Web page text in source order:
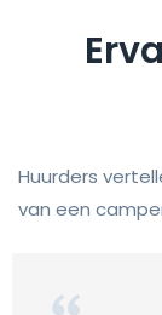
Huurders
van een